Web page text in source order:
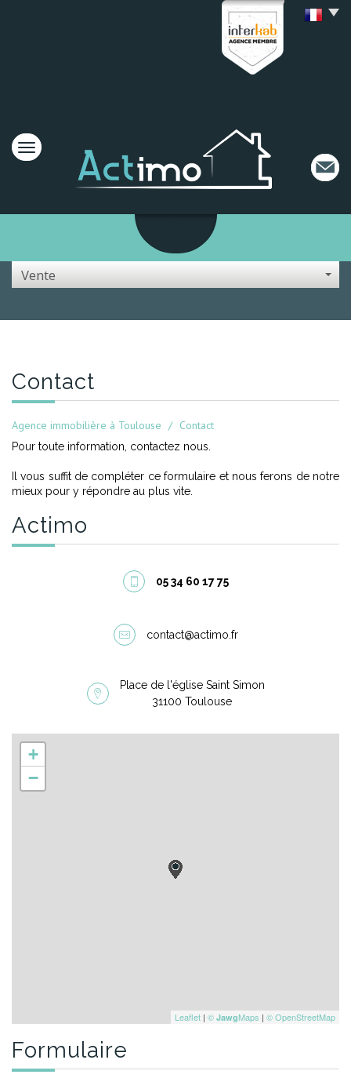
Vente
contact
Agence immobilière à Toulouse Contact
Pour toute information, contactez nous.
Il vous suffit de compléter ce formulaire et nous ferons de notre
mieux pour y répondre au plus vite.
actimo
05 34 60 17 75
contact@actimo.fr
Place de l'église Saint Simon
31100 Toulouse
+
−
Leaflet | © JawgMaps | © OpenStreetMap
formulaire